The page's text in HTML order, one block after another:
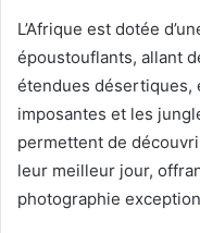
L’Afrique est dotée
époustouflants, allant
étendues désertiques,
imposantes et les
permettent de
leur meilleur jour,
photographie